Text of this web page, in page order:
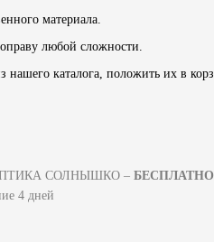
материала.
любой сложности.
каталога, положить их в
СОЛНЫШКО –
4 дней